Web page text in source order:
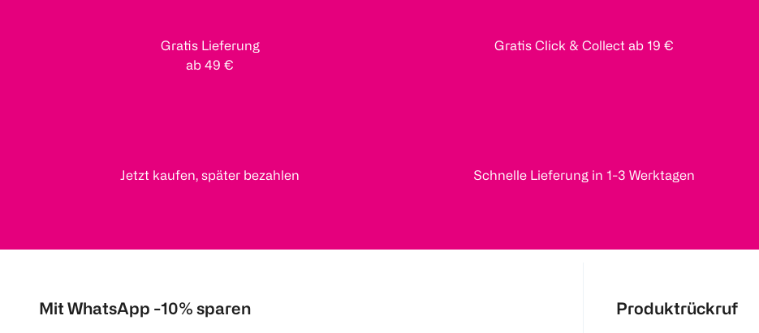
Gratis Lieferung
ab 49 €
Gratis Click & Collect ab 19 €
Jetzt kaufen, später bezahlen Schnelle Lieferung in 1-3 Werktagen
Mit WhatsApp -10% sparen Produktrückruf